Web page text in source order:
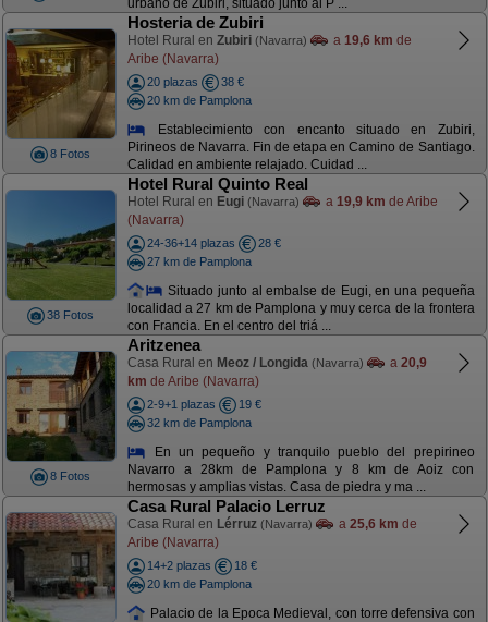
urbano de Zubiri, situado junto al P ...
8 Fotos
Hosteria de Zubiri
Hotel Rural en Zubiri (Navarra) a 19,6 km de
Aribe (Navarra)
20 plazas
38 €
20 km de Pamplona
Establecimiento con encanto situado en Zubiri,
Pirineos de Navarra. Fin de etapa en Camino de Santiago.
Calidad en ambiente relajado. Cuidad ...
38 Fotos
Hotel Rural Quinto Real
Hotel Rural en Eugi (Navarra) a 19,9 km de Aribe
(Navarra)
24-36+14 plazas
28 €
27 km de Pamplona
Situado junto al embalse de Eugi, en una pequeña
localidad a 27 km de Pamplona y muy cerca de la frontera
con Francia. En el centro del triá ...
8 Fotos
Aritzenea
Casa Rural en Meoz / Longida (Navarra) a 20,9
km de Aribe (Navarra)
2-9+1 plazas
19 €
32 km de Pamplona
En un pequeño y tranquilo pueblo del prepirineo
Navarro a 28km de Pamplona y 8 km de Aoiz con
hermosas y amplias vistas. Casa de piedra y ma ...
Casa Rural Palacio Lerruz
Casa Rural en Lérruz (Navarra) a 25,6 km de
Aribe (Navarra)
14+2 plazas
18 €
20 km de Pamplona
Palacio de la Epoca Medieval, con torre defensiva con